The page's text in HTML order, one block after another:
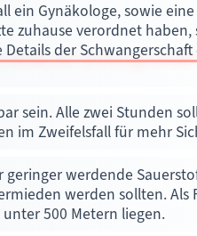
ein Gynäkologe, sowie
zuhause verordnet haben,
Details der
sein. Alle zwei Stunden
im Zweifelsfall für mehr
werdende
werden sollten. Als
500 Metern liegen.